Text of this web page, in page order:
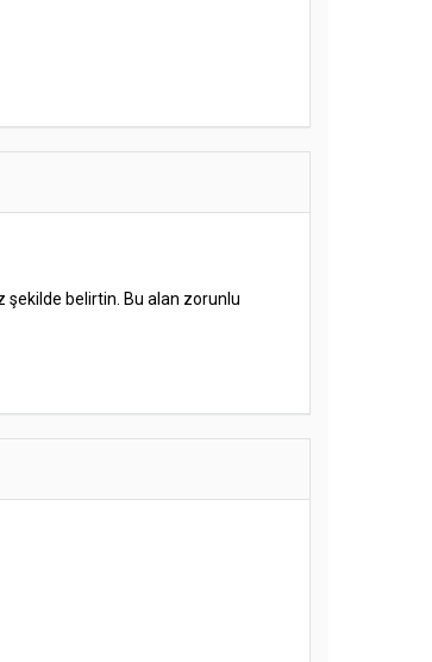
şekilde belirtin. Bu alan zorunlu